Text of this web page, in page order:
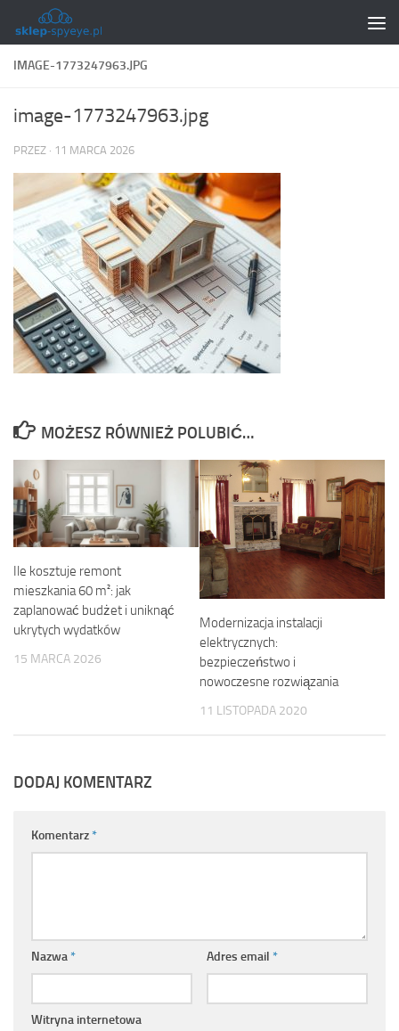
Skip to content
IMAGE-1773247963.JPG
image-1773247963.jpg
PRZEZ · 11 MARCA 2026
MOŻESZ RÓWNIEŻ POLUBIĆ…
Ile kosztuje remont
mieszkania 60 m²: jak
zaplanować budżet i uniknąć
ukrytych wydatków
15 MARCA 2026
Modernizacja instalacji
elektrycznych:
bezpieczeństwo i
nowoczesne rozwiązania
11 LISTOPADA 2020
DODAJ KOMENTARZ
Komentarz*
Nazwa* Adres email *
Witryna internetowa